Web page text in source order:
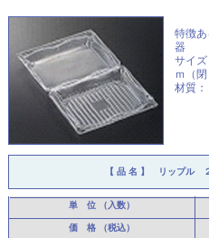
特徴あ
器
サイ
ｍ（閉
材質：
【 品 名 】 リップル
単 位（入数）
価 格（税込）